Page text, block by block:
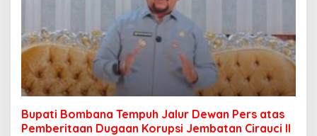
Bupati Bombana Tempuh Jalur Dewan Pers atas
Pemberitaan Dugaan Korupsi Jembatan Cirauci II